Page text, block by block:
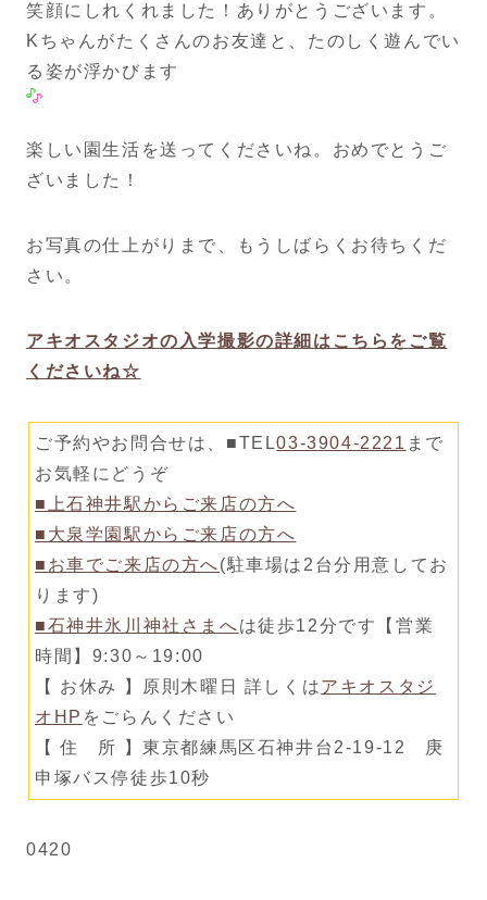
笑顔にしれくれました！ありがとうございます。
Kちゃんがたくさんのお友達と、たのしく遊んでい
る姿が浮かびます
楽しい園生活を送ってくださいね。おめでとうご
ざいました！
お写真の仕上がりまで、もうしばらくお待ちくだ
さい。
アキオスタジオの入学撮影の詳細はこちらをご覧
くださいね☆
ご予約やお問合せは、■TEL03-3904-2221 まで
お気軽にどうぞ
■上石神井駅からご来店の方へ
■大泉学園駅からご来店の方へ
■お車でご来店の方へ(駐車場は2台分用意してお
ります)
■石神井氷川神社さまへは徒歩12分です【営業
時間】9:30～19:00
【 お休み 】原則木曜日 詳しくはアキオスタジ
オHP をごらんください
【 住 所 】東京都練馬区石神井台2-19-12 庚
申塚バス停徒歩10秒
0420